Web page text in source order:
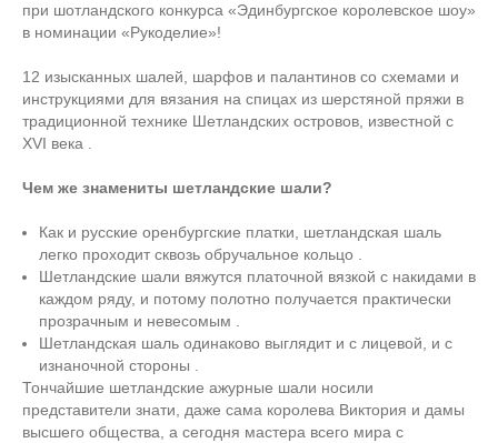
при шотландского конкурса «Эдинбургское королевское шоу»
в номинации «Рукоделие»!
12 изысканных шалей, шарфов и палантинов со схемами и
инструкциями для вязания на спицах из шерстяной пряжи в
традиционной технике Шетландских островов, известной с
XVI века .
Чем же знамениты шетландские шали?
Как и русские оренбургские платки, шетландская шаль
легко проходит сквозь обручальное кольцо .
Шетландские шали вяжутся платочной вязкой с накидами в
каждом ряду, и потому полотно получается практически
прозрачным и невесомым .
Шетландская шаль одинаково выглядит и с лицевой, и с
изнаночной стороны .
Тончайшие шетландские ажурные шали носили
представители знати, даже сама королева Виктория и дамы
высшего общества, а сегодня мастера всего мира с